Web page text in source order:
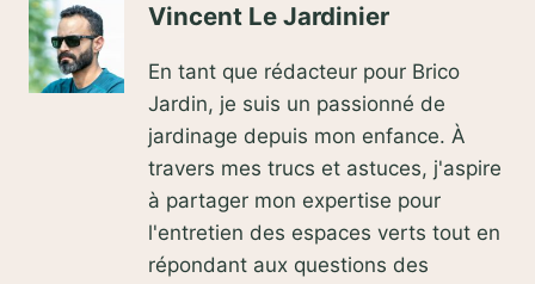
Vincent Le Jardinier
En tant que rédacteur pour Brico
Jardin, je suis un passionné de
jardinage depuis mon enfance. À
travers mes trucs et astuces, j'aspire
à partager mon expertise pour
l'entretien des espaces verts tout en
répondant aux questions des